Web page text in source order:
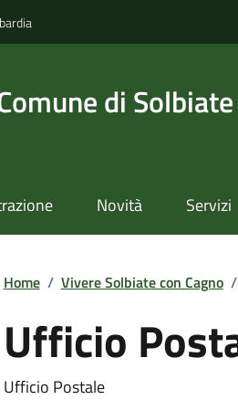
di
Novità Servizi
Home / Vivere Solbiate con Cagno /
Ufficio
Ufficio Postale